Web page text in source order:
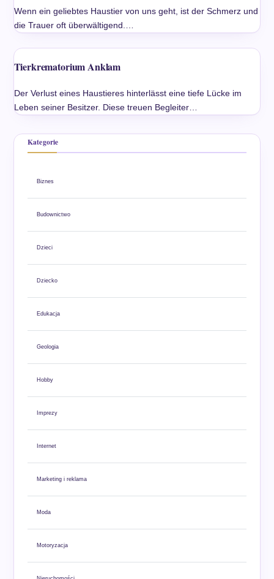
Wenn ein geliebtes Haustier von uns geht, ist der Schmerz und
die Trauer oft überwältigend.…
Tierkrematorium Anklam
Der Verlust eines Haustieres hinterlässt eine tiefe Lücke im
Leben seiner Besitzer. Diese treuen Begleiter…
Kategorie
Biznes
Budownictwo
Dzieci
Dziecko
Edukacja
Geologia
Hobby
Imprezy
Internet
Marketing i reklama
Moda
Motoryzacja